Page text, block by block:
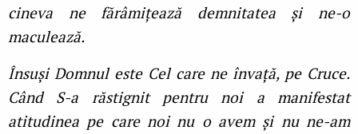
cineva ne fărâmițează demnitatea și ne-o
maculează.
Însuși Domnul este Cel care ne învață, pe Cruce.
Când S-a răstignit pentru noi a manifestat
atitudinea pe care noi nu o avem și nu ne-am